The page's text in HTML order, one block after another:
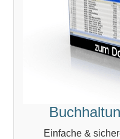
Einfache &